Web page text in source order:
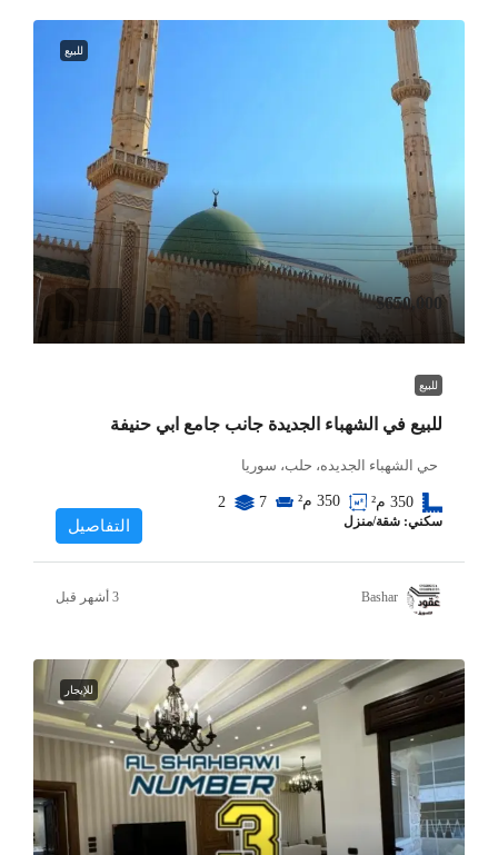
للبيع
$650,000
للبيع
للبيع في الشهباء الجديدة جانب جامع ابي حنيفة
حي الشهباء الجديده، حلب، سوريا
350 م² 350 م² 7
2
سكني: شقة/منزل التفاصيل
Bashar
للإيجار